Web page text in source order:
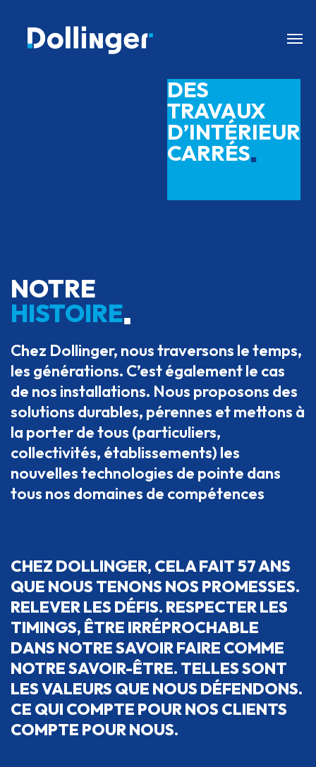
NOTRE
HISTOIRE■
Chez Dollinger, nous traversons le temps,
les générations. C’est également le cas
de nos installations. Nous proposons des
solutions durables, pérennes et mettons à
la porter de tous (particuliers,
collectivités, établissements) les
nouvelles technologies de pointe dans
tous nos domaines de compétences
DES
TRAVAUX
D’INTÉRIEUR
CARRÉS■
CHEZ DOLLINGER, CELA FAIT 57 ANS
QUE NOUS TENONS NOS PROMESSES.
RELEVER LES DÉFIS. RESPECTER LES
TIMINGS, ÊTRE IRRÉPROCHABLE
DANS NOTRE SAVOIR FAIRE COMME
NOTRE SAVOIR-ÊTRE. TELLES SONT
LES VALEURS QUE NOUS DÉFENDONS.
CE QUI COMPTE POUR NOS CLIENTS
COMPTE POUR NOUS.